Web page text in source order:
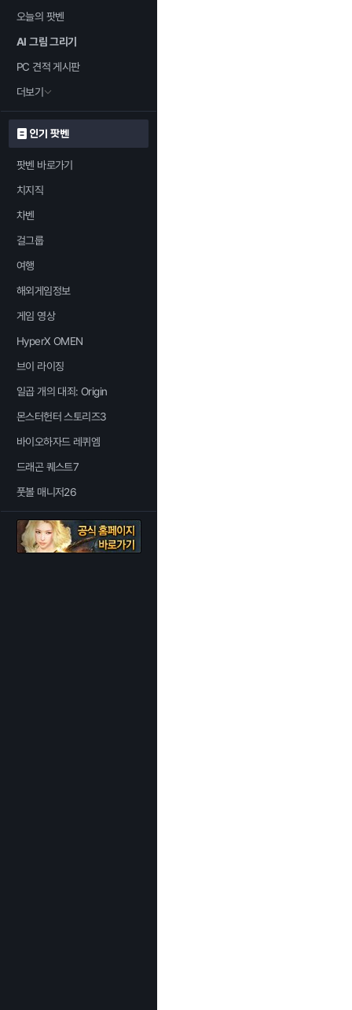
오늘의 팟벤
AI 그림 그리기
PC 견적 게시판
더보기
인기 팟벤
팟벤 바로가기
치지직
차벤
걸그룹
여행
해외게임정보
게임 영상
HyperX OMEN
브이 라이징
일곱 개의 대죄: Origin
몬스터헌터 스토리즈3
바이오하자드 레퀴엠
드래곤 퀘스트7
풋볼 매니저26